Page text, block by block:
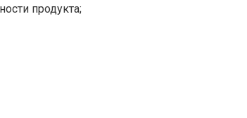
продукта;